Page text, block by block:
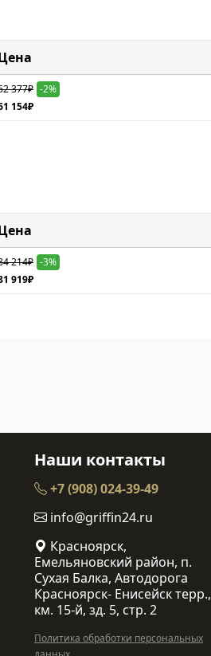
377₽ -2%
154₽
214₽ -3%
919₽
Наши контакты
+7 (908) 024-39-49
info@griffin24.ru
Красноярск,
Емельяновский район, п.
Сухая Балка, Автодорога
Красноярск- Енисейск терр.,
км. 15-й, зд. 5, стр. 2
Политика обработки персональных